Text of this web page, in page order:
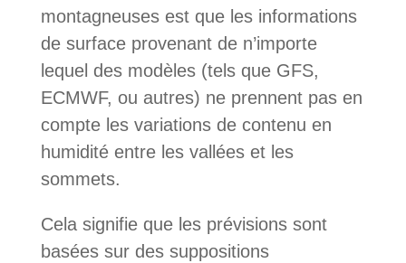
montagneuses est que les informations
de surface provenant de n’importe
lequel des modèles (tels que GFS,
ECMWF, ou autres) ne prennent pas en
compte les variations de contenu en
humidité entre les vallées et les
sommets.
Cela signifie que les prévisions sont
basées sur des suppositions